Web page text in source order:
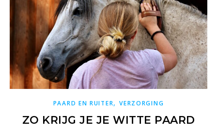
PAARD EN RUITER,VERZORGING
ZO KRIJG JE JE WITTE PAARD